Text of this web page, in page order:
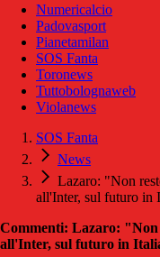
Numericalcio
Padovasport
Pianetamilan
SOS Fanta
Toronews
Tuttobolognaweb
Violanews
SOS Fanta
News
Lazaro: "Non
all'Inter, sul futuro in
Commenti: Lazaro:
all'Inter, sul futuro in